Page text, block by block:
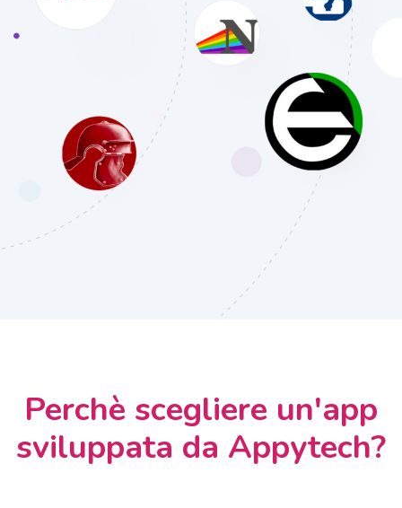
Perchè scegliere un'app
sviluppata da Appytech?